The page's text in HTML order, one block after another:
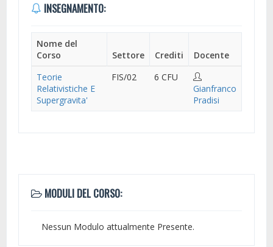
INSEGNAMENTO:
Nome del
Corso
Settore Crediti
Docente
Teorie
Relativistiche E
Supergravita'
FIS/02
6 CFU
Gianfranco
Pradisi
MODULI DEL CORSO:
Nessun Modulo attualmente Presente.